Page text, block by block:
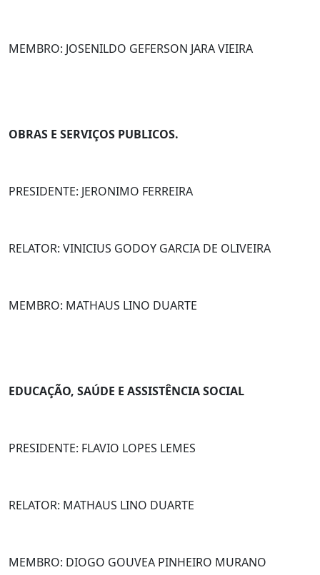
MEMBRO: JOSENILDO GEFERSON JARA VIEIRA
OBRAS E SERVIÇOS PUBLICOS.
PRESIDENTE: JERONIMO FERREIRA
RELATOR: VINICIUS GODOY GARCIA DE OLIVEIRA
MEMBRO: MATHAUS LINO DUARTE
EDUCAÇÃO, SAÚDE E ASSISTÊNCIA SOCIAL
PRESIDENTE: FLAVIO LOPES LEMES
RELATOR: MATHAUS LINO DUARTE
MEMBRO: DIOGO GOUVEA PINHEIRO MURANO